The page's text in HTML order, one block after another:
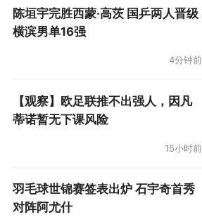
陈垣宇完胜西蒙·高茨 国乒两人晋级
横滨男单16强
4分钟前
【观察】欧足联推不出强人，因凡
蒂诺暂无下课风险
15小时前
羽毛球世锦赛签表出炉 石宇奇首秀
对阵阿尤什